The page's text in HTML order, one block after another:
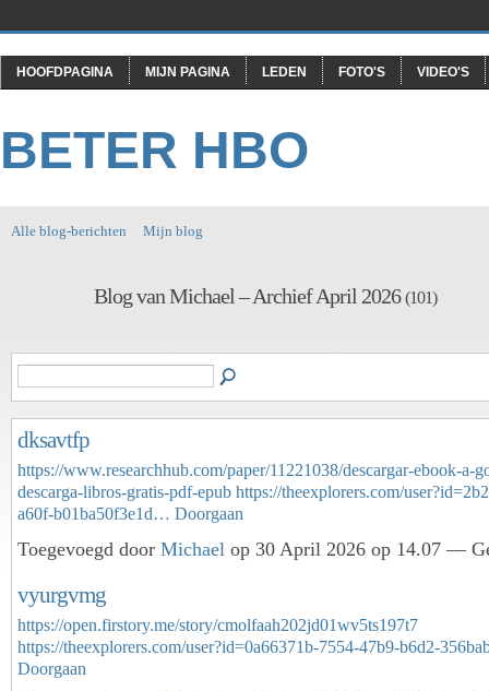
HOOFDPAGINA MIJN PAGINA LEDEN FOTO'S VIDEO'S
BETER HBO
Alle blog-berichten Mijn blog
Blog van Michael – Archief April 2026(101)
dksavtfp
https://www.researchhub.com/paper/11221038/descargar-ebook-a-
descarga-libros-gratis-pdf-epub https://theexplorers.com/
a60f-b01ba50f3e1d… Doorgaan
Toegevoegd door Michael op 30 April 2026 op 14.07 —
vyurgvmg
https://open.firstory.me/story/cmolfaah202jd01wv5ts197t7
https://theexplorers.com/user?id=0a66371b-7554-47b9-b6d2-
Doorgaan